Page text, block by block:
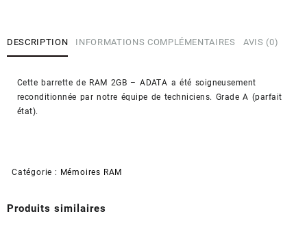
ADATA
AX2U800GB2G5-
DESCRIPTION INFORMATIONS COMPLÉMENTAIRES AVIS (0)
Cette barrette de RAM 2GB – ADATA a été soigneusement
reconditionnée par notre équipe de techniciens. Grade A (parfait
état).
Catégorie : Mémoires RAM
Produits similaires